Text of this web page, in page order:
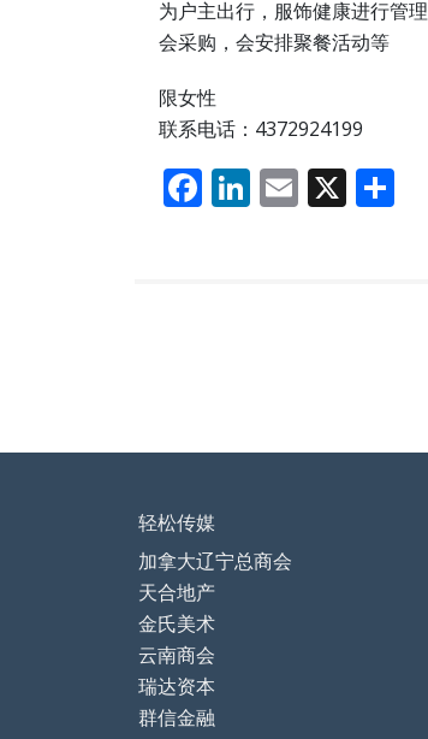
为户主出行，服饰健康进行管理
会采购，会安排聚餐活动等
限女性
联系电话：4372924199
F Li E X
轻松传媒
加拿大辽宁总商会
天合地产
金氏美术
云南商会
瑞达资本
群信金融